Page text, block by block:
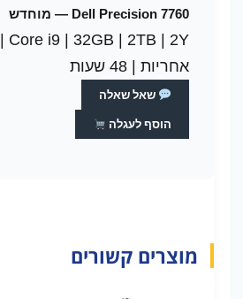
Dell Precision 7760 — מוחדש
Core i9 | 32GB | 2TB | 2Y
אחריות | 48 שעות
שאל שאלה
הוסף לעגלה
מוצרים קשורים